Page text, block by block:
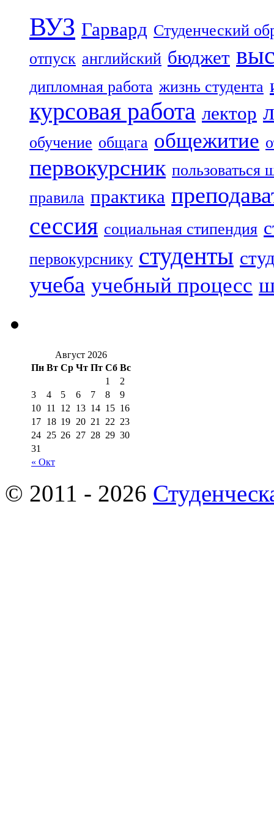
ВУЗ Гарвард Студенческий
отпуск английский бюджет
дипломная работа жизнь студента
курсовая работа лектор
обучение общага общежитие
первокурсник пользоваться
правила практика
сессия социальная стипендия
первокурснику студенты
учеба учебный процесс
Август 2026
Пн Вт Ср Чт Пт Сб Вс
« Окт
1
2
3
4 5 6 7 8
9
10 11 12 13 14 15 16
17 18 19 20 21 22 23
24 25 26 27 28 29 30
31
© 2011 - 2026